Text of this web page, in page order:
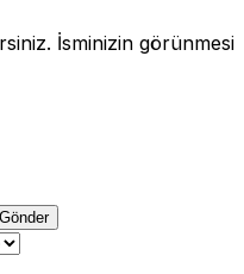
İsminizin görünmesi